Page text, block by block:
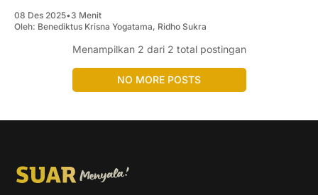
08 Des 2025•3 Menit
Oleh: Benediktus Krisna Yogatama, Ridho Sukra
Menampilkan 2 dari 2 total postingan
NO MORE POSTS